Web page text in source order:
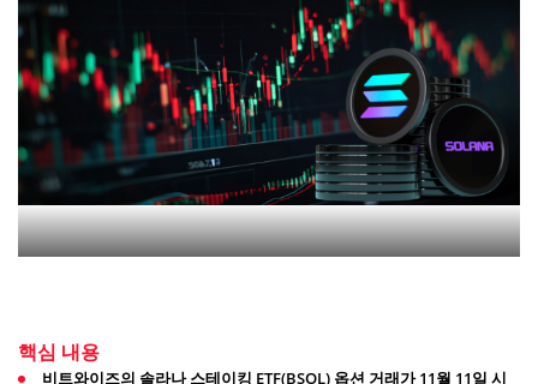
핵심 내용
비트와이즈의 솔라나 스테이킹 ETF(BSOL) 옵션 거래가 11월 11일 시